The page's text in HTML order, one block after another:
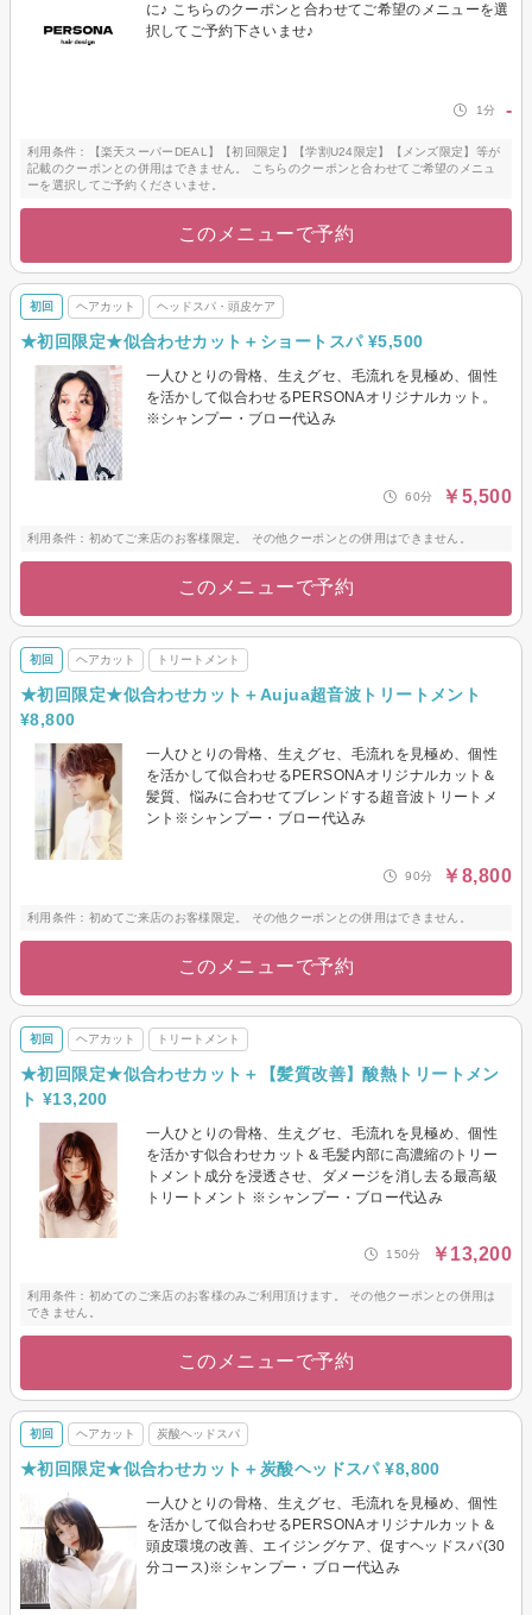
に♪ こちらのクーポンと合わせてご希望のメニューを選
択してご予約下さいませ♪
1分 -
利用条件：【楽天スーパーDEAL】【初回限定】【学割U24限定】【メンズ限定】等が
記載のクーポンとの併用はできません。 こちらのクーポンと合わせてご希望のメニュ
ーを選択してご予約くださいませ。
このメニューで予約
初回 ヘアカット ヘッドスパ・頭皮ケア
★初回限定★似合わせカット＋ショートスパ ¥5,500
一人ひとりの骨格、生えグセ、毛流れを見極め、個性
を活かして似合わせるPERSONAオリジナルカット。
※シャンプー・ブロー代込み
60分 ￥5,500
利用条件：初めてご来店のお客様限定。 その他クーポンとの併用はできません。
このメニューで予約
初回 ヘアカット トリートメント
★初回限定★似合わせカット＋Aujua超音波トリートメント
¥8,800
一人ひとりの骨格、生えグセ、毛流れを見極め、個性
を活かして似合わせるPERSONAオリジナルカット＆
髪質、悩みに合わせてブレンドする超音波トリートメ
ント※シャンプー・ブロー代込み
90分 ￥8,800
利用条件：初めてご来店のお客様限定。 その他クーポンとの併用はできません。
このメニューで予約
初回 ヘアカット トリートメント
★初回限定★似合わせカット＋【髪質改善】酸熱トリートメン
ト ¥13,200
一人ひとりの骨格、生えグセ、毛流れを見極め、個性
を活かす似合わせカット＆毛髪内部に高濃縮のトリー
トメント成分を浸透させ、ダメージを消し去る最高級
トリートメント ※シャンプー・ブロー代込み
150分 ￥13,200
利用条件：初めてのご来店のお客様のみご利用頂けます。 その他クーポンとの併用は
できません。
このメニューで予約
初回 ヘアカット 炭酸ヘッドスパ
★初回限定★似合わせカット＋炭酸ヘッドスパ ¥8,800
一人ひとりの骨格、生えグセ、毛流れを見極め、個性
を活かして似合わせるPERSONAオリジナルカット＆
頭皮環境の改善、エイジングケア、促すヘッドスパ(30
分コース)※シャンプー・ブロー代込み